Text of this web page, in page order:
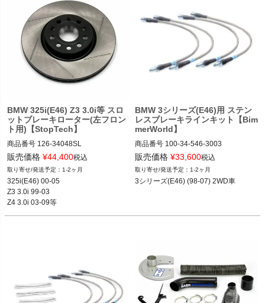
BMW 325i(E46) Z3 3.0i等 スロ
ットブレーキローター(左フロン
ト用)【StopTech】
商品番号 126-34048SL
126_34048SL
販売価格 ¥44,400税込
1-2ヶ月
325i(E46) 00-05
Z3 3.0i 99-03
Z4 3.0i 03-09等
BMW 3シリーズ(E46)用 ステン
レスブレーキラインキット【Bim
merWorld】
商品番号 100-34-546-3003
100-34-546-3003
12BMR"100.34.546.3003"
販売価格 ¥33,600税込
1-2ヶ月
3シリーズ(E46) (98-07) 2WD車